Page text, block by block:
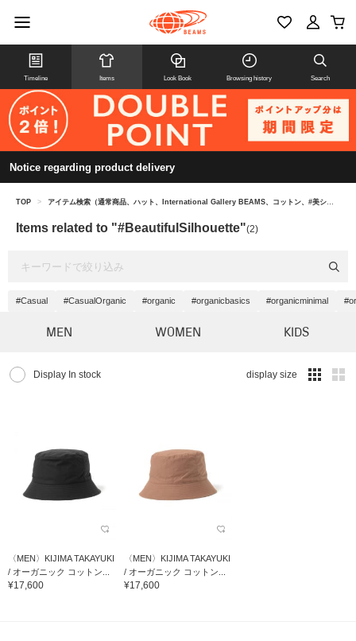
Timeline Items Look Book Browsing history Search
Notice regarding product delivery
TOP > アイテム検索（通常商品、ハット、International Gallery BEAMS、コットン、#美シルエット）
Items related to "#BeautifulSilhouette"(2)
#Casual #CasualOrganic #organic #organicbasics #organicminimal
MEN WOMEN KIDS
Display In stock display size
〈MEN〉KIJIMA TAKAYUKI
/ オーガニック コットン...
¥17,600
〈MEN〉KIJIMA TAKAYUKI
/ オーガニック コットン...
¥17,600